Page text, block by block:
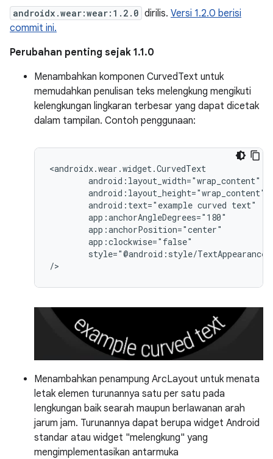
androidx.wear:wear:1.2.0 dirilis. Versi 1.2.0 berisi
commit ini.
Perubahan penting sejak 1.1.0
Menambahkan komponen CurvedText untuk
memudahkan penulisan teks melengkung mengikuti
kelengkungan lingkaran terbesar yang dapat dicetak
dalam tampilan. Contoh penggunaan:
android:text="example curved
style="@android:style/
Menambahkan penampung ArcLayout untuk menata
letak elemen turunannya satu per satu pada
lengkungan baik searah maupun berlawanan arah
jarum jam. Turunannya dapat berupa widget Android
standar atau widget "melengkung" yang
mengimplementasikan antarmuka